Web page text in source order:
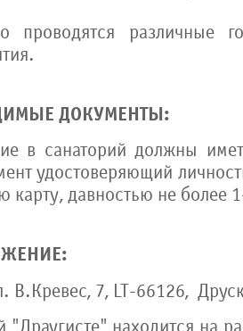
проводятся различные
ДОКУМЕНТЫ:
в санаторий должны
удостоверяющий
карту, давностью не более
В.Кревес, 7, LT-66126,